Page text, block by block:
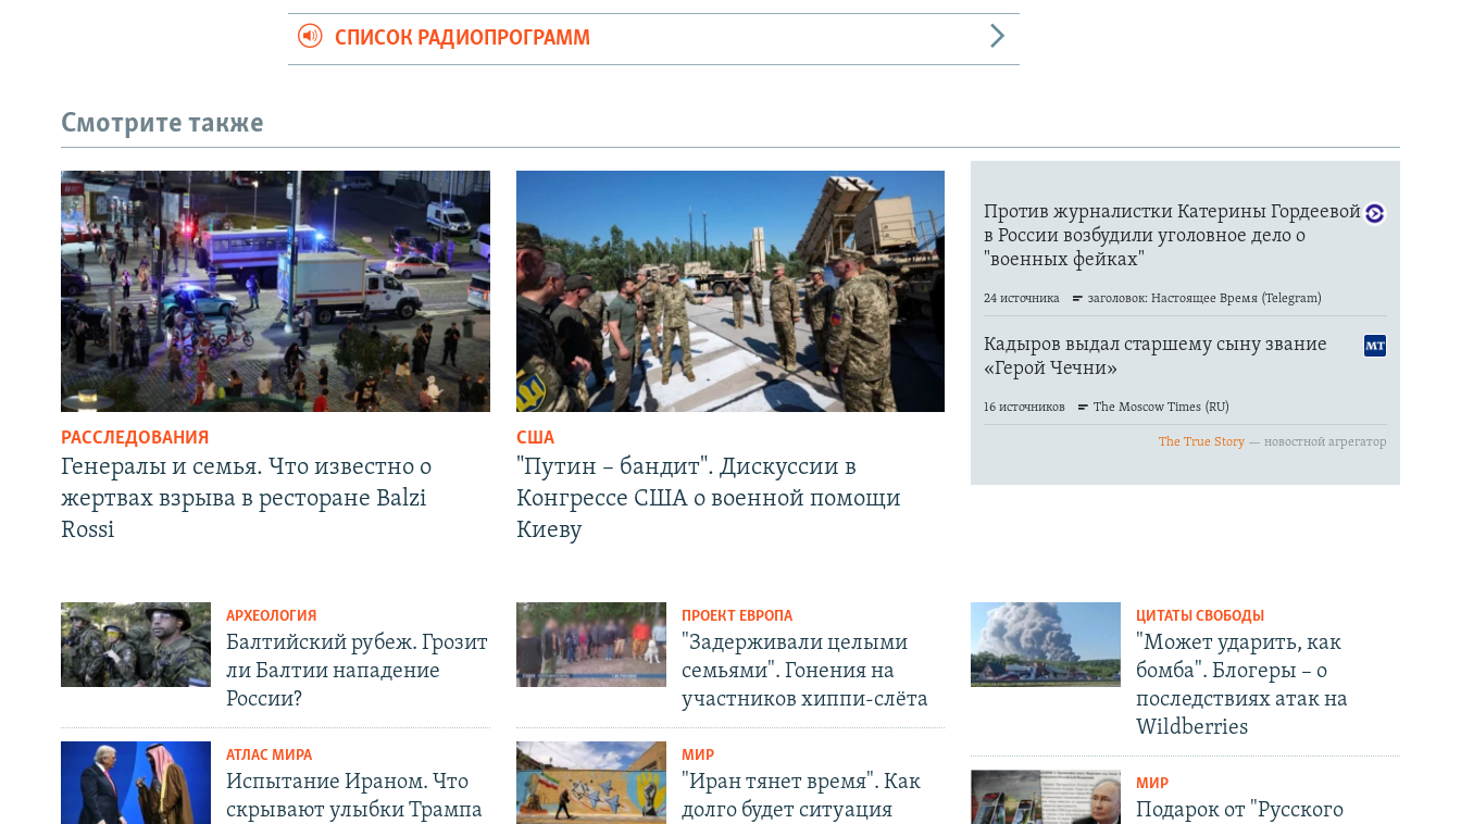
СПИСОК РАДИОПРОГРАММ
Смотрите также
РАССЛЕДОВАНИЯ
Генералы и семья. Что известно о
жертвах взрыва в ресторане Balzi
Rossi
США
"Путин – бандит". Дискуссии в
Конгрессе США о военной помощи
Киеву
АРХЕОЛОГИЯ
Балтийский рубеж. Грозит
ли Балтии нападение
России?
АТЛАС МИРА
Испытание Ираном. Что
скрывают улыбки Трампа
ПРОЕКТ ЕВРОПА
"Задерживали целыми
семьями". Гонения на
участников хиппи-слёта
МИР
"Иран тянет время". Как
долго будет ситуация
ЦИТАТЫ СВОБОДЫ
"Может ударить, как
бомба". Блогеры – о
последствиях атак на
Wildberries
МИР
Подарок от "Русского